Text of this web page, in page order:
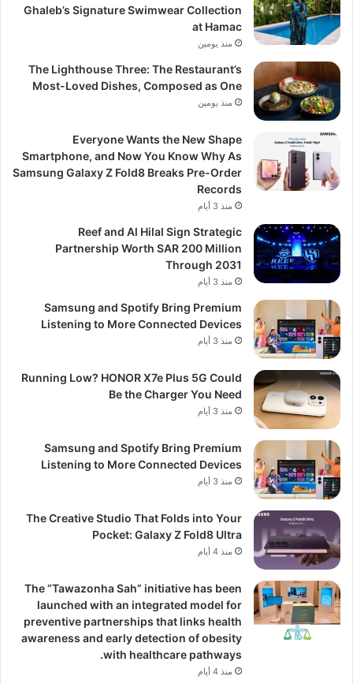
Ghaleb’s Signature Swimwear Collection
at Hamac
منذ يومين
The Lighthouse Three: The Restaurant’s
Most-Loved Dishes, Composed as One
منذ يومين
Everyone Wants the New Shape
Smartphone, and Now You Know Why As
Samsung Galaxy Z Fold8 Breaks Pre-Order
Records
منذ 3 أيام
Reef and Al Hilal Sign Strategic
Partnership Worth SAR 200 Million
Through 2031
منذ 3 أيام
Samsung and Spotify Bring Premium
Listening to More Connected Devices
منذ 3 أيام
Running Low? HONOR X7e Plus 5G Could
Be the Charger You Need
منذ 3 أيام
Samsung and Spotify Bring Premium
Listening to More Connected Devices
منذ 3 أيام
The Creative Studio That Folds into Your
Pocket: Galaxy Z Fold8 Ultra
منذ 4 أيام
The “Tawazonha Sah” initiative has been
launched with an integrated model for
preventive partnerships that links health
awareness and early detection of obesity
with healthcare pathways.
منذ 4 أيام